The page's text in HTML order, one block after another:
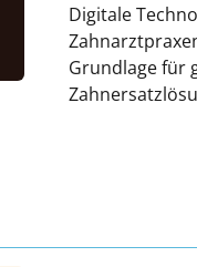
Digitale
Grundlage für
B.-Digitec als
zu einem
Lösungen